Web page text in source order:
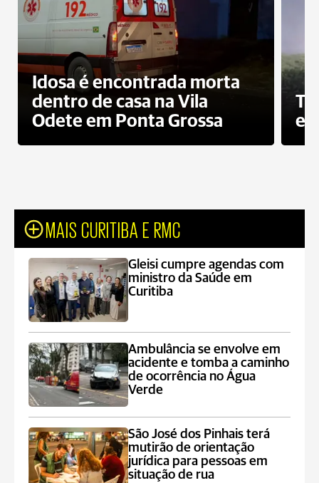
Idosa é encontrada morta
dentro de casa na Vila
Odete em Ponta Grossa
e
MAIS CURITIBA E RMC
Gleisi cumpre agendas com
ministro da Saúde em
Curitiba
Ambulância se envolve em
acidente e tomba a caminho
de ocorrência no Água
Verde
São José dos Pinhais terá
mutirão de orientação
jurídica para pessoas em
situação de rua